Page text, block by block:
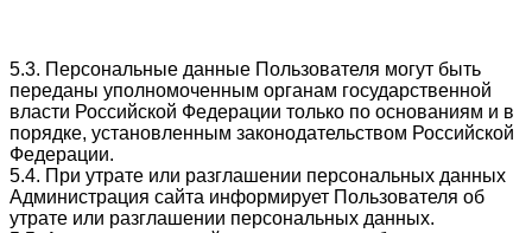
5.3. Персональные данные Пользователя могут быть
переданы уполномоченным органам государственной
власти Российской Федерации только по основаниям и в
порядке, установленным законодательством Российской
Федерации.
5.4. При утрате или разглашении персональных данных
Администрация сайта информирует Пользователя об
утрате или разглашении персональных данных.